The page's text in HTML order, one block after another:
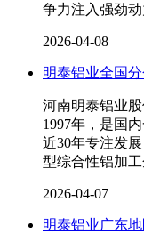
争力注入强劲动
2026-04-08
明泰铝业全国
河南明泰铝业
1997年，是国
近30年专注发
型综合性铝加工
2026-04-07
明泰铝业广东